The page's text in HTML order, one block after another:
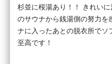
杉並に桜湯あり！！ きれい
のサウナから銭湯側の努力を
ナに入ったあとの脱衣所でソ
至高です！